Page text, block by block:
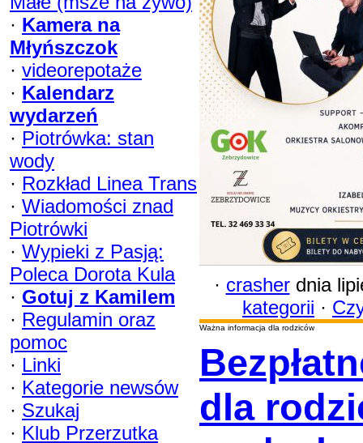
· Kamera na
Młyńszczok
· videorepotaże
· Kalendarz
wydarzeń
· Piotrówka: stan
wody
· Rozkład Linea Trans
· Wiadomości znad
Piotrówki
· Wypieki z Pasją:
Poleca Dorota Kula
· Gotuj z Kamilem
· Regulamin oraz
pomoc
· Linki
· Kategorie newsów
· Szukaj
· Klub Przerzutka
· crasherdnia
kategorii ·
Ważna informacja dla rodziców
dla